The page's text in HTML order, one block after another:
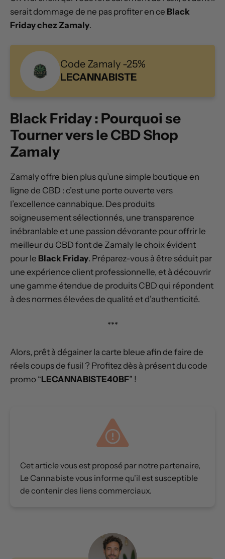
serait dommage de ne pas profiter en ce Black
Friday chez Zamaly.
Code Zamaly -25%
LECANNABISTE
Black Friday : Pourquoi se
Tourner vers le CBD Shop
Zamaly
Zamaly offre bien plus qu’une simple boutique en
ligne de CBD : c’est une porte ouverte vers
l’excellence cannabique. Des produits
soigneusement sélectionnés, une transparence
inébranlable et une passion dévorante pour offrir le
meilleur du CBD font de Zamaly le choix évident
pour le Black Friday. Préparez-vous à être séduit par
une expérience client professionnelle, et à découvrir
une gamme étendue de produits CBD qui répondent
à des normes élevées de qualité et d’authenticité.
***
Alors, prêt à dégainer la carte bleue afin de faire de
réels coups de fusil ? Profitez dès à présent du code
promo “LECANNABISTE40BF” !
Cet article vous est proposé par notre partenaire,
Le Cannabiste vous informe qu'il est susceptible
de contenir des liens commerciaux.